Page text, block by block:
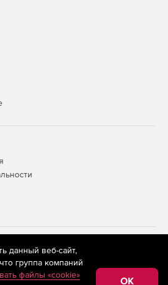
store.softline.ru применяются
(информационные технологии
на основе сбора,
сведений, относящихся к
данный веб-сайт,
группа компаний
файлы «cookie»
OK